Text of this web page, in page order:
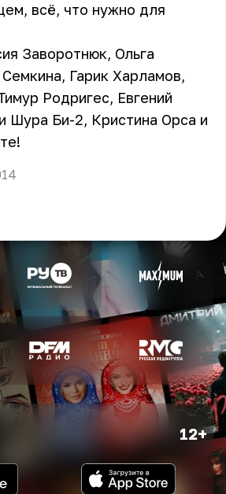
всё, что нужно для
Заворотнюк, Ольга
Гарик Харламов,
Родригес, Евгений
Шура Би-2, Кристина Орса и
12+